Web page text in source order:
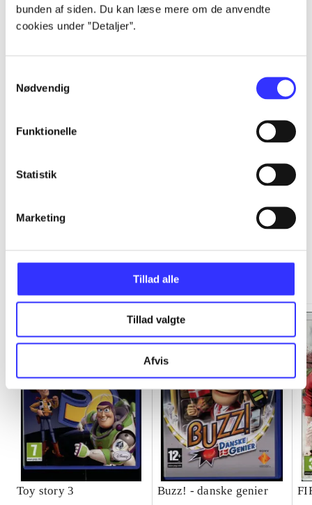
bunden af siden. Du kan læse mere om de anvendte
cookies under ”Detaljer”.
Nødvendig
Funktionelle
Statistik
Marketing
Tillad alle
Tillad valgte
Afvis
...
Minder om
Toy story 3 Buzz! - danske genier